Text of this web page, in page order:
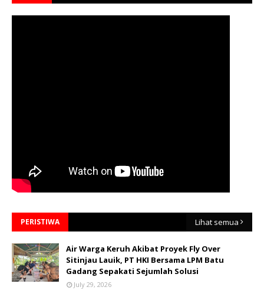
PERISTIWA Lihat semua
Air Warga Keruh Akibat Proyek Fly Over
Sitinjau Lauik, PT HKI Bersama LPM Batu
Gadang Sepakati Sejumlah Solusi
July 29, 2026